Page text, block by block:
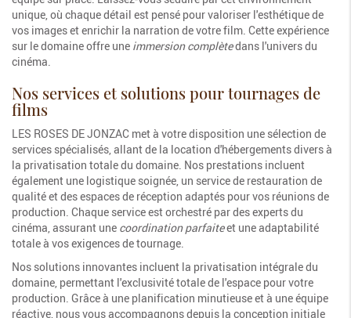
unique, où chaque détail est pensé pour valoriser l'esthétique de
vos images et enrichir la narration de votre film. Cette expérience
sur le domaine offre une immersion complètedans l'univers du
cinéma.
Nos services et solutions pour tournages de
films
LES ROSES DE JONZAC met à votre disposition une sélection de
services spécialisés, allant de la location d'hébergements divers à
la privatisation totale du domaine. Nos prestations incluent
également une logistique soignée, un service de restauration de
qualité et des espaces de réception adaptés pour vos réunions de
production. Chaque service est orchestré par des experts du
cinéma, assurant une coordination parfaiteet une adaptabilité
totale à vos exigences de tournage.
Nos solutions innovantes incluent la privatisation intégrale du
domaine, permettant l'exclusivité totale de l'espace pour votre
production. Grâce à une planification minutieuse et à une équipe
réactive, nous vous accompagnons depuis la conception initiale